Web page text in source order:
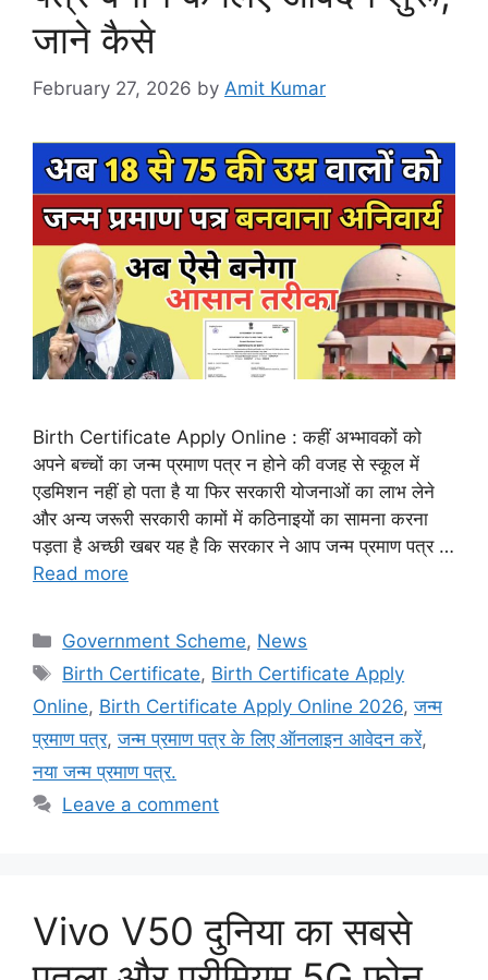
जाने कैसे
February 27, 2026 by Amit Kumar
Birth Certificate Apply Online : कहीं अभ्भावकों को
अपने बच्चों का जन्म प्रमाण पत्र न होने की वजह से स्कूल में
एडमिशन नहीं हो पता है या फिर सरकारी योजनाओं का लाभ लेने
और अन्य जरूरी सरकारी कामों में कठिनाइयों का सामना करना
पड़ता है अच्छी खबर यह है कि सरकार ने आप जन्म प्रमाण पत्र …
Read more
Categories
Government Scheme, News
Tags
Birth Certificate, Birth Certificate Apply
Online, Birth Certificate Apply Online 2026,जन्म
प्रमाण पत्र,जन्म प्रमाण पत्र के लिए ऑनलाइन आवेदन करें,
नया जन्म प्रमाण पत्र.
Leave a comment
Vivo V50 दुनिया का सबसे